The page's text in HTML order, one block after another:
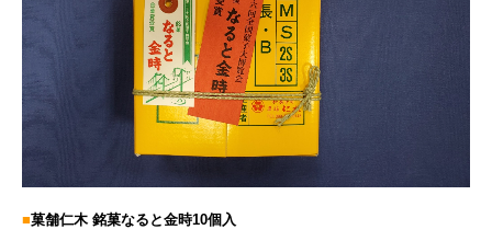
■菓舗仁木 銘菓なると金時10個入